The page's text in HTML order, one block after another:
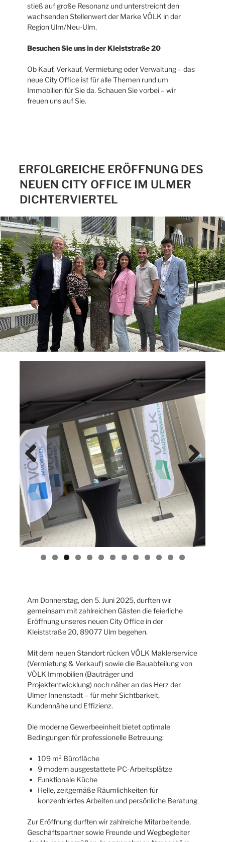
stieß auf große Resonanz und unterstreicht den
wachsenden Stellenwert der Marke VÖLK in der
Region Ulm/Neu-Ulm.
Besuchen Sie uns in der Kleiststraße 20
Ob Kauf, Verkauf, Vermietung oder Verwaltung – das
neue City Office ist für alle Themen rund um
Immobilien für Sie da. Schauen Sie vorbei – wir
freuen uns auf Sie.
ERFOLGREICHE ERÖFFNUNG DES
NEUEN CITY OFFICE IM ULMER
DICHTERVIERTEL
Previ
ous
Am Donnerstag, den 5. Juni 2025, durften wir
gemeinsam mit zahlreichen Gästen die feierliche
Eröffnung unseres neuen City Office in der
Kleiststraße 20, 89077 Ulm begehen.
Mit dem neuen Standort rücken VÖLK Maklerservice
(Vermietung & Verkauf) sowie die Bauabteilung von
VÖLK Immobilien (Bauträger und
Projektentwicklung) noch näher an das Herz der
Ulmer Innenstadt – für mehr Sichtbarkeit,
Kundennähe und Effizienz.
Die moderne Gewerbeeinheit bietet optimale
Bedingungen für professionelle Betreuung:
109 m² Bürofläche
9 modern ausgestattete PC-Arbeitsplätze
Funktionale Küche
Helle, zeitgemäße Räumlichkeiten für
konzentriertes Arbeiten und persönliche Beratung
Zur Eröffnung durften wir zahlreiche Mitarbeitende,
Geschäftspartner sowie Freunde und Wegbegleiter